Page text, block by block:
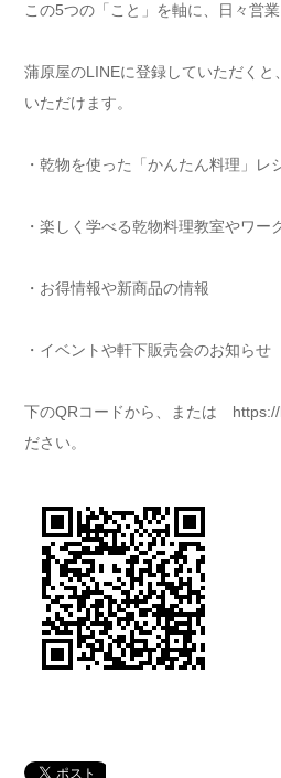
この5つの「こと」を軸に、日々営業
蒲原屋のLINEに登録していただくと
いただけます。
・乾物を使った「かんたん料理」レ
・楽しく学べる乾物料理教室やワー
・お得情報や新商品の情報
・イベントや軒下販売会のお知らせ
下のQRコードから、または https://
ださい。